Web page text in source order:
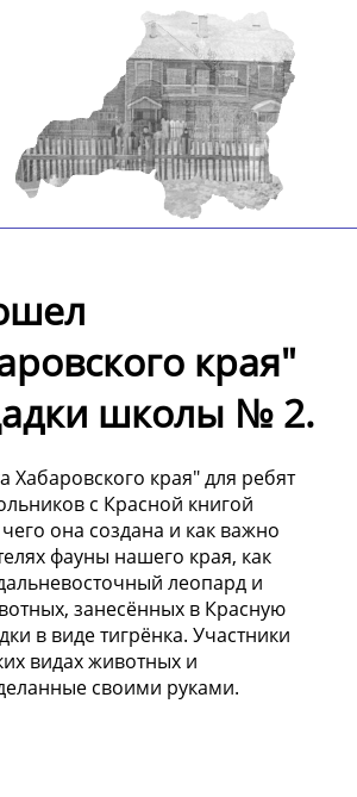
края"
школы № 2.
края" для ребят
с Красной книгой
она создана и как важно
фауны нашего края, как
леопард и
занесённых в Красную
в виде тигрёнка. Участники
видах животных и
своими руками.